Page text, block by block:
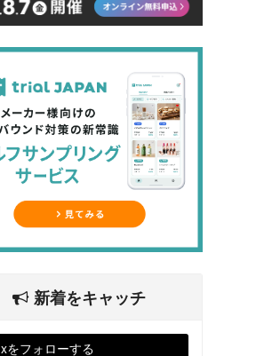
新着をキャッチ
xをフォローする